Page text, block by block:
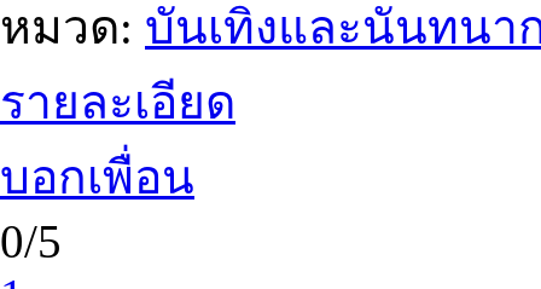
หมวด: บันเทิงและนันทนา
รายละเอียด
บอกเพื่อน
0/5